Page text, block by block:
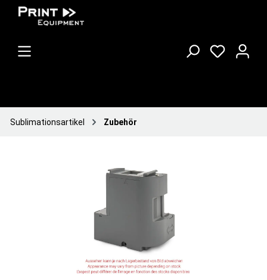
Sublimationsartikel Zubehör